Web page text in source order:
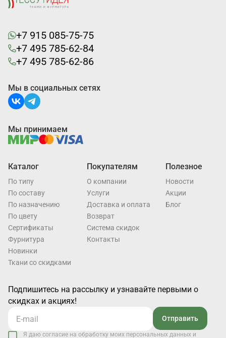
+7 915 085-75-75
+7 495 785-62-84
+7 495 785-62-86
Каталог
По типу
По составу
По назначению
По цвету
Cертификаты
Фурнитура
Новинки
Ткани со скидками
Покупателям
О компании
Услуги
Доставка и оплата
Возврат
Система скидок
Контакты
Полезное
Новости
Акции
Блог
Подпишитесь на рассылку и узнавайте первыми о
скидках и акциях!
Отправить
Я даю согласие на обработку моих персональных данных и
Мы в социальных сетях
Мы принимаем